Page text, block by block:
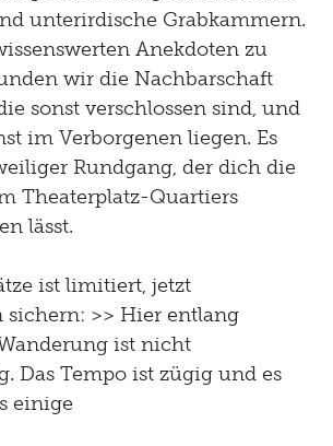
unterirdische Grabkammern.
Anekdoten zu
wir die Nachbarschaft
sonst verschlossen sind, und
im Verborgenen liegen. Es
Rundgang, der dich die
Theaterplatz-Quartiers
lässt.
ist limitiert, jetzt
sichern: >> Hier entlang
ist nicht
Das Tempo ist zügig und es
einige